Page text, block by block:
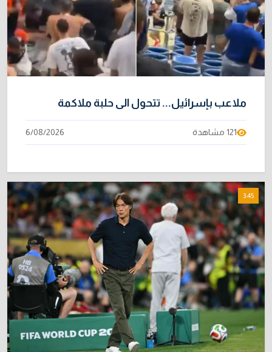
ملاعب بإسرائيل‬... تتحول الى حلبة ملاكمة
121 مشاهدة 6/08/2026
3:45